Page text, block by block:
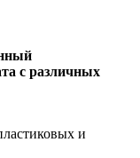
с различных
и